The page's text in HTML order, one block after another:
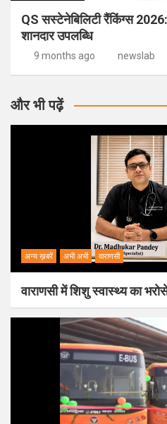
QS सस्टेनेबिलिटी रैंकिंग्स
शानदार उपलब्धि
9 months ago newslab
और भी पढ़ें
अन्य ख़बरें अभी अभी वाराणसी
वाराणसी में शिशु स्वास्थ्य का